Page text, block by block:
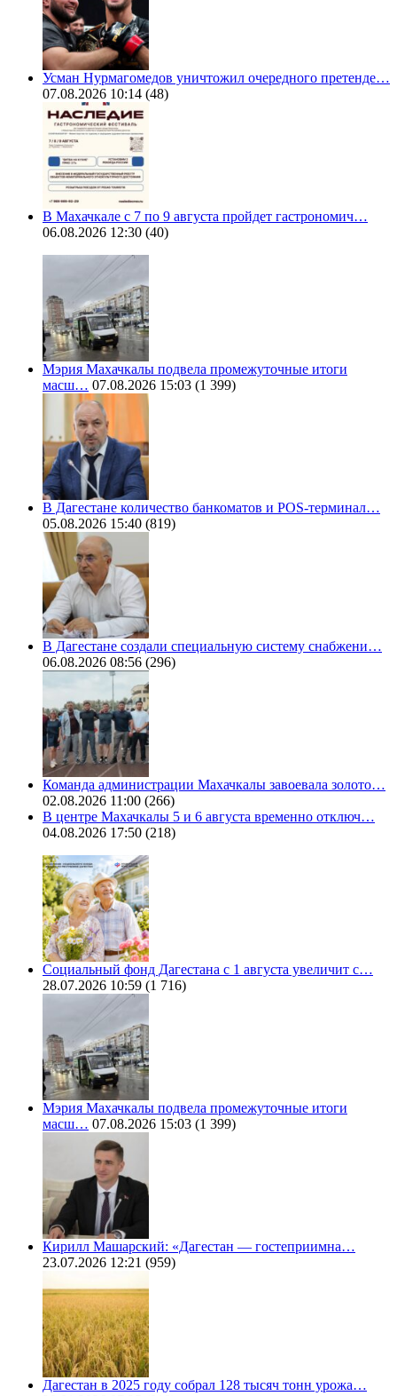
Усман Нурмагомедов уничтожил очередного претенде…
07.08.2026 10:14 (48)
В Махачкале с 7 по 9 августа пройдет гастрономич…
06.08.2026 12:30 (40)
Мэрия Махачкалы подвела промежуточные итоги
масш… 07.08.2026 15:03 (1 399)
В Дагестане количество банкоматов и POS-терминал…
05.08.2026 15:40 (819)
В Дагестане создали специальную систему снабжени…
06.08.2026 08:56 (296)
Команда администрации Махачкалы завоевала золото…
02.08.2026 11:00 (266)
В центре Махачкалы 5 и 6 августа временно отключ…
04.08.2026 17:50 (218)
Социальный фонд Дагестана с 1 августа увеличит с…
28.07.2026 10:59 (1 716)
Мэрия Махачкалы подвела промежуточные итоги
масш… 07.08.2026 15:03 (1 399)
Кирилл Машарский: «Дагестан — гостеприимна…
23.07.2026 12:21 (959)
Дагестан в 2025 году собрал 128 тысяч тонн урожа…